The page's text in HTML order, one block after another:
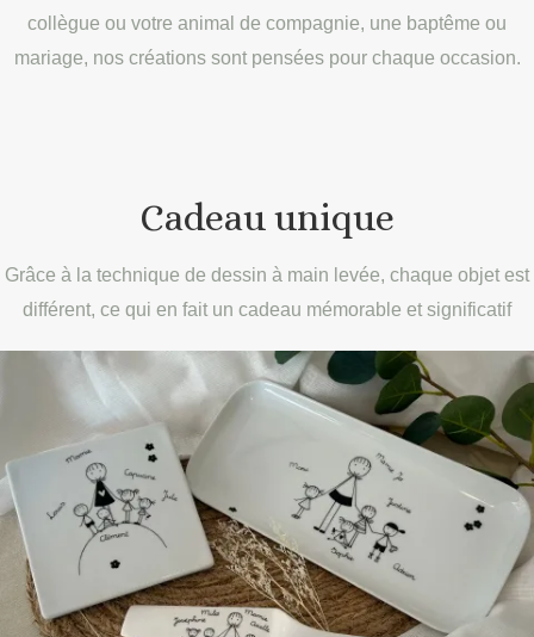
collègue ou votre animal de compagnie, une baptême ou
mariage, nos créations sont pensées pour chaque occasion.
Cadeau unique
Grâce à la technique de dessin à main levée, chaque objet est
différent, ce qui en fait un cadeau mémorable et significatif